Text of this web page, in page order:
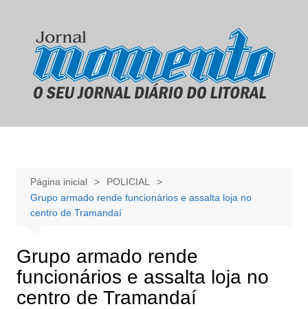
conteúdo
Página inicial
POLICIAL
Grupo armado rende funcionários e assalta loja no
centro de Tramandaí
Grupo armado rende
funcionários e assalta loja no
centro de Tramandaí